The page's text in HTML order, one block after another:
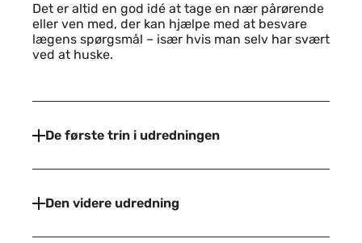
Det er altid en god idé at tage en nær pårørende
eller ven med, der kan hjælpe med at besvare
lægens spørgsmål – især hvis man selv har svært
ved at huske.
De første trin i udredningen
Den videre udredning